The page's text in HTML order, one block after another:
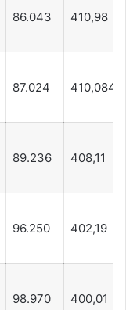
86.043 410,98
87.024 410,084
89.236 408,11
96.250 402,19
98.970 400,01